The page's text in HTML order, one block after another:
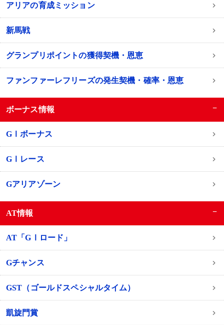
アリアの育成ミッション
新馬戦
グランプリポイントの獲得契機・恩恵
ファンファーレフリーズの発生契機・確率・恩恵
ボーナス情報 −
GⅠボーナス
GⅠレース
Gアリアゾーン
AT情報 −
AT「GⅠロード」
Gチャンス
GST（ゴールドスペシャルタイム）
凱旋門賞